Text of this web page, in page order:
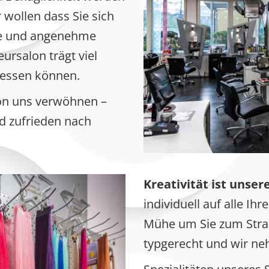
dass Sie sich
und angenehme
trägt viel
können.
uns verwöhnen –
zufrieden nach
Kreativität ist
individuell auf alle
Mühe um Sie zum
typgerecht und wir